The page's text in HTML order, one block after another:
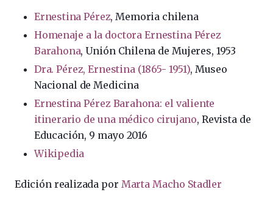
Ernestina Pérez, Memoria chilena
Homenaje a la doctora Ernestina Pérez
Barahona, Unión Chilena de Mujeres, 1953
Dra. Pérez, Ernestina (1865- 1951), Museo
Nacional de Medicina
Ernestina Pérez Barahona: el valiente
itinerario de una médico cirujano, Revista de
Educación, 9 mayo 2016
Wikipedia
Edición realizada por Marta Macho Stadler